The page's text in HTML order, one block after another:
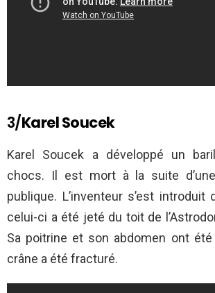
3/Karel Soucek
Karel Soucek a développé un
chocs. Il est mort à la suite
publique. L’inventeur s’est
celui-ci a été jeté du toit de
Sa poitrine et son abdomen ont
crâne a été fracturé.